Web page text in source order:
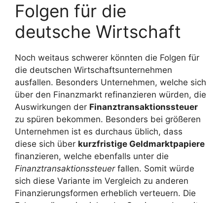
Folgen für die
deutsche Wirtschaft
Noch weitaus schwerer könnten die Folgen für
die deutschen Wirtschaftsunternehmen
ausfallen. Besonders Unternehmen, welche sich
über den Finanzmarkt refinanzieren würden, die
Auswirkungen der Finanztransaktionssteuer
zu spüren bekommen. Besonders bei größeren
Unternehmen ist es durchaus üblich, dass
diese sich über kurzfristige Geldmarktpapiere
finanzieren, welche ebenfalls unter die
Finanztransaktionssteuerfallen. Somit würde
sich diese Variante im Vergleich zu anderen
Finanzierungsformen erheblich verteuern. Die